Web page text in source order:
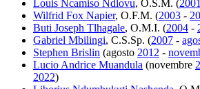
Louis Ncamiso Ndlovu, O.S.M. (2001
Wilfrid Fox Napier, O.F.M. (2003 -
Buti Joseph Tlhagale, O.M.I. (2004 -
Gabriel Mbilingi, C.S.Sp. (2007 -
Stephen Brislin (agosto 2012 -
Lucio Andrice Muandula (novembre
2022)